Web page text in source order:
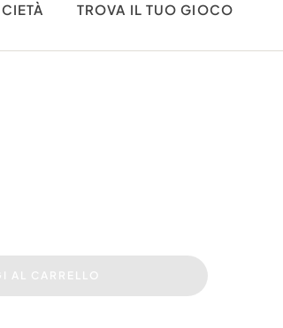
TROVA IL TUO GIOCO
AL CARRELLO